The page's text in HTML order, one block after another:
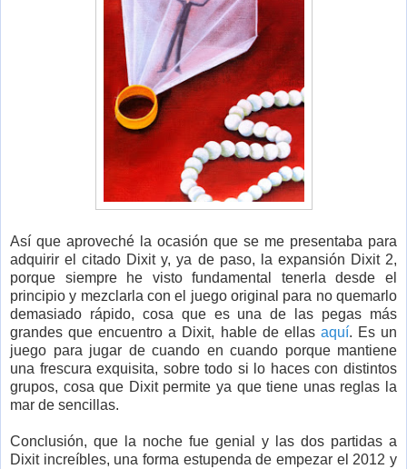
Así que aproveché la ocasión que se me presentaba para
adquirir el citado Dixit y, ya de paso, la expansión Dixit 2,
porque siempre he visto fundamental tenerla desde el
principio y mezclarla con el juego original para no quemarlo
demasiado rápido, cosa que es una de las pegas más
grandes que encuentro a Dixit, hable de ellas aquí. Es un
juego para jugar de cuando en cuando porque mantiene
una frescura exquisita, sobre todo si lo haces con distintos
grupos, cosa que Dixit permite ya que tiene unas reglas la
mar de sencillas.
Conclusión, que la noche fue genial y las dos partidas a
Dixit increíbles, una forma estupenda de empezar el 2012 y